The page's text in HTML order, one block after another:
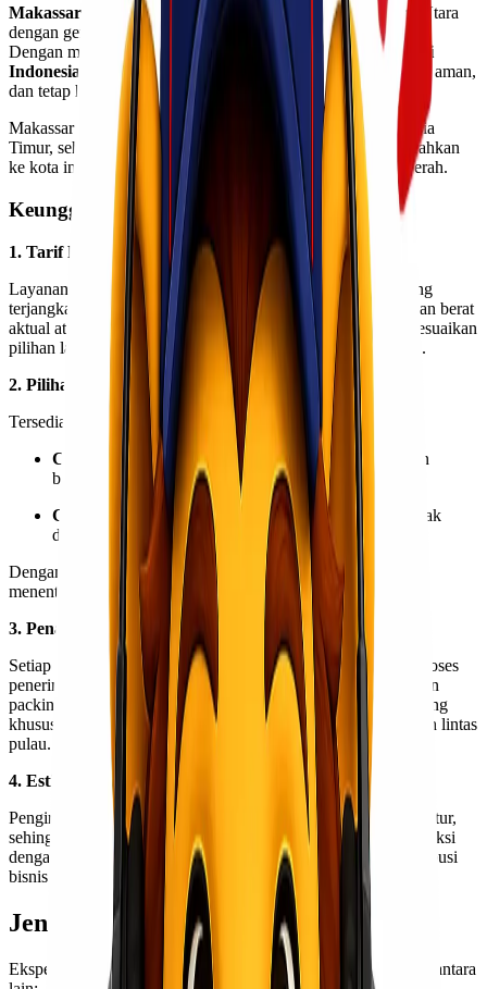
Makassar , yang menghubungkan pusat ekonomi Sumatera Utara
dengan gerbang distribusi utama di kawasan Indonesia Timur.
Dengan memilih ekspedisi Medan – Makassartermurah di
Indonesia
, pengiriman barang dapat dilakukan secara efisien, aman,
dan tetap hemat biaya.
Makassar dikenal sebagai hub logistik Sulawesi dan Indonesia
Timur, sehingga banyak pengiriman barang dari Medan diarahkan
ke kota ini untuk selanjutnya didistribusikan ke berbagai daerah.
Keunggulan Ekspedisi Medan – Makassar
1. Tarif Pengiriman Kompetitif
Layanan ekspedisi Medan – Makassar menawarkan tarif yang
terjangkau dan transparan. Ongkos kirim dihitung berdasarkan berat
aktual atau volume barang, sehingga pelanggan dapat menyesuaikan
pilihan layanan dengan kebutuhan dan anggaran pengiriman.
2. Pilihan Jalur Pengiriman Lengkap
Tersedia dua opsi jalur pengiriman utama:
Cargo Laut
, solusi paling ekonomis untuk pengiriman
barang besar dan berat
Cargo Udara , pilihan tepat untuk pengiriman mendesak
dengan estimasi waktu lebih cepat
Dengan pilihan ini, pelanggan memiliki fleksibilitas dalam
menentukan prioritas antara biaya dan waktu.
3. Penanganan Barang Aman & Profesional
Setiap barang ditangani oleh tim berpengalaman mulai dari proses
penerimaan, pengecekan, hingga pengiriman. Tersedia layanan
packing tambahan seperti peti kayu, bubble wrap, dan wrapping
khusus untuk memastikan keamanan barang selama perjalanan lintas
pulau.
4. Estimasi Waktu Pengiriman Jelas
Pengiriman dilakukan dengan jadwal keberangkatan yang teratur,
sehingga estimasi waktu tiba barang di Makassar dapat diprediksi
dengan baik. Hal ini sangat membantu untuk kebutuhan distribusi
bisnis dan proyek.
Jenis Barang yang Bisa Dikirim
Ekspedisi Medan – Makassar melayani berbagai jenis barang, antara